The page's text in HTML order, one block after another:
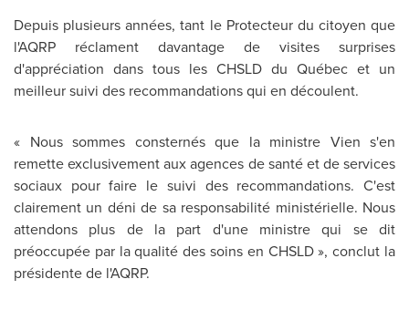
Depuis plusieurs années, tant le Protecteur du citoyen que
l'AQRP réclament davantage de visites surprises
d'appréciation dans tous les CHSLD du Québec et un
meilleur suivi des recommandations qui en découlent.
« Nous sommes consternés que la ministre Vien s'en
remette exclusivement aux agences de santé et de services
sociaux pour faire le suivi des recommandations. C'est
clairement un déni de sa responsabilité ministérielle. Nous
attendons plus de la part d'une ministre qui se dit
préoccupée par la qualité des soins en CHSLD », conclut la
présidente de l'AQRP.